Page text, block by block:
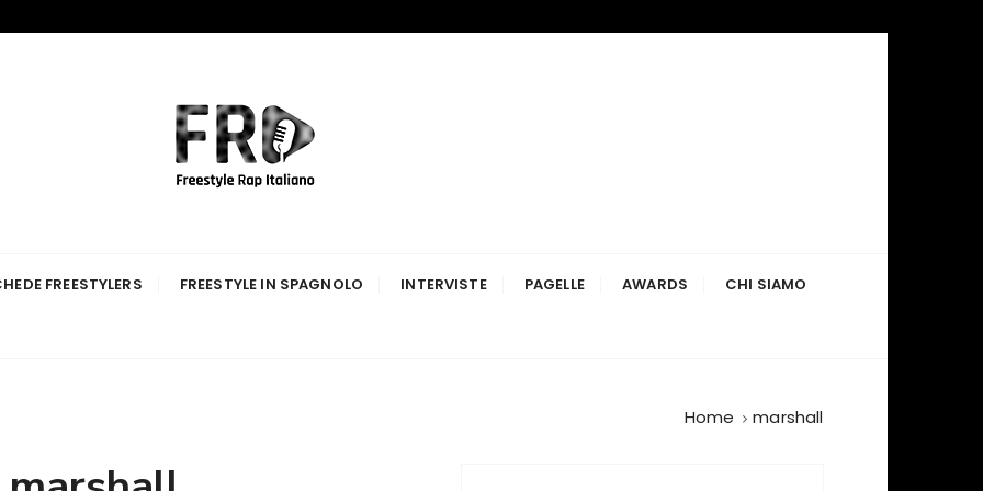
Italiano
FREESTYLERS FREESTYLE IN SPAGNOLO INTERVISTE PAGELLE AWARDS CHI SIAMO
Home marshall